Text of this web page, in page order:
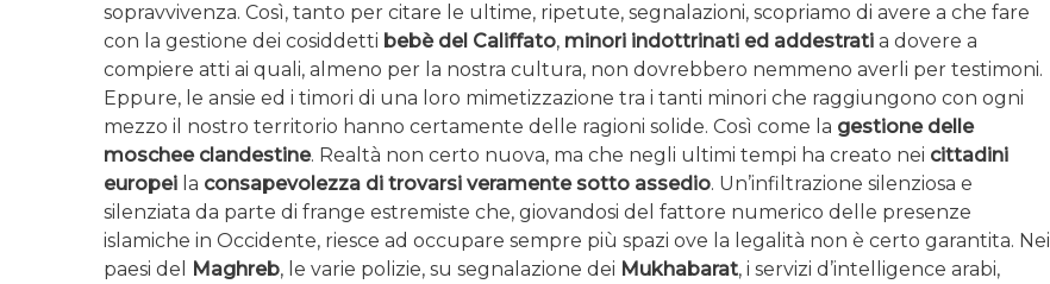
sopravvivenza. Così, tanto per citare le ultime, ripetute, segnalazioni, scopriamo di avere a che fare
con la gestione dei cosiddetti bebè del Califfato, minori indottrinati ed addestrati a dovere a
compiere atti ai quali, almeno per la nostra cultura, non dovrebbero nemmeno averli per testimoni.
Eppure, le ansie ed i timori di una loro mimetizzazione tra i tanti minori che raggiungono con ogni
mezzo il nostro territorio hanno certamente delle ragioni solide. Così come la gestione delle
moschee clandestine. Realtà non certo nuova, ma che negli ultimi tempi ha creato nei cittadini
europei la consapevolezza di trovarsi veramente sotto assedio. Un’infiltrazione silenziosa e
silenziata da parte di frange estremiste che, giovandosi del fattore numerico delle presenze
islamiche in Occidente, riesce ad occupare sempre più spazi ove la legalità non è certo garantita. Nei
paesi del
Maghreb, le varie polizie, su segnalazione dei Mukhabarat, i servizi d’intelligence arabi,